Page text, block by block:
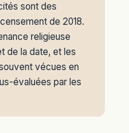
sont des
de 2018.
religieuse
de la date, et les
vécues en
évaluées par les